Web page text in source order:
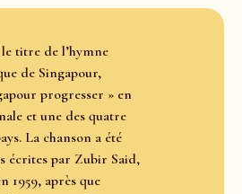
titre de l’hymne
de Singapour,
progresser » en
et une des quatre
La chanson a été
écrites par Zubir Said,
1959, après que